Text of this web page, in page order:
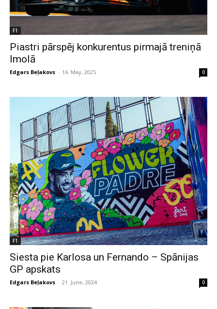
F1
Piastri pārspēj konkurentus pirmajā treniņā
Imolā
Edgars Beļakovs - 16. May, 2025 0
F1
Siesta pie Karlosa un Fernando – Spānijas
GP apskats
Edgars Beļakovs - 21. June, 2024 0